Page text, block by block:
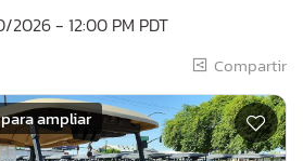
2026 - 12:00 PM PDT
Compartir
ampliar